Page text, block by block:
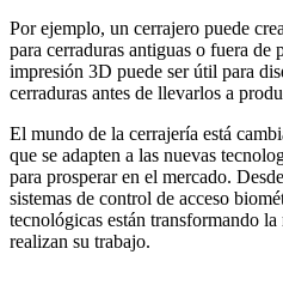
Por ejemplo, un cerrajero puede
para cerraduras antiguas o fuera de
impresión 3D puede ser útil para
cerraduras antes de llevarlos a
El mundo de la cerrajería está
que se adapten a las nuevas
para prosperar en el mercado.
sistemas de control de acceso
tecnológicas están transformando
realizan su trabajo.